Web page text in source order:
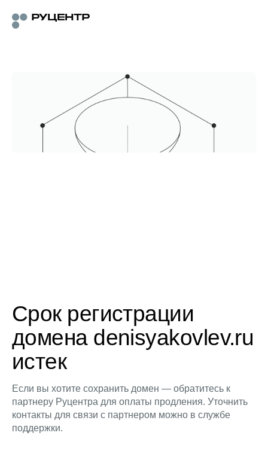
Срок регистрации
домена denisyakovlev.ru
истек
Если вы хотите сохранить домен — обратитесь к
партнеру Руцентра для оплаты продления. Уточнить
контакты для связи с партнером можно в службе
поддержки.